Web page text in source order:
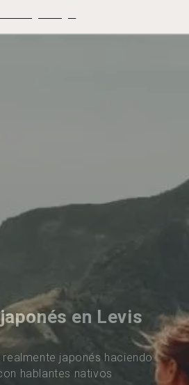
en Levis
realmente japonés haciendo
hablantes nativos